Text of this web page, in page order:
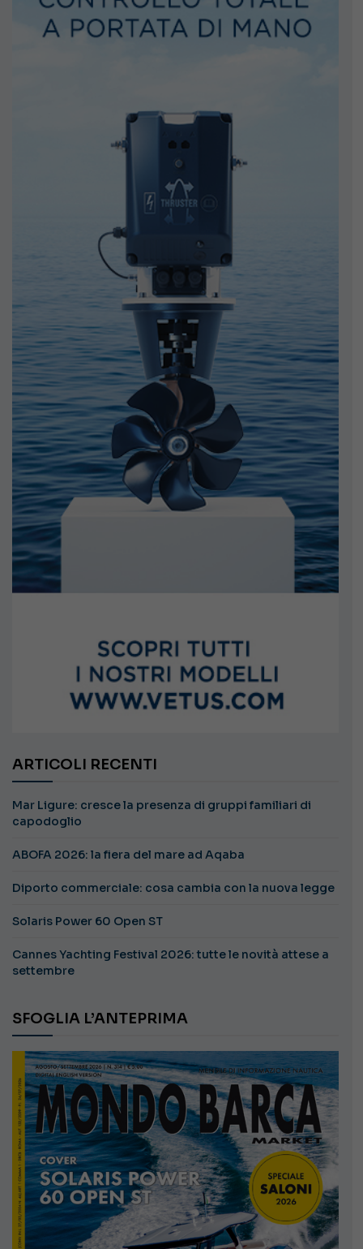
ARTICOLI RECENTI
Mar Ligure: cresce la presenza di gruppi familiari di
capodoglio
ABOFA 2026: la fiera del mare ad Aqaba
Diporto commerciale: cosa cambia con la nuova legge
Solaris Power 60 Open ST
Cannes Yachting Festival 2026: tutte le novità attese a
settembre
SFOGLIA L’ANTEPRIMA